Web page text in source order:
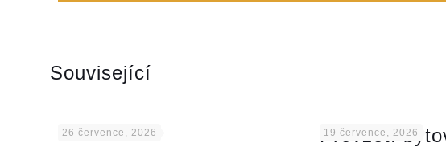
Související
26 července, 2026 19 července, 2026
Převzetí